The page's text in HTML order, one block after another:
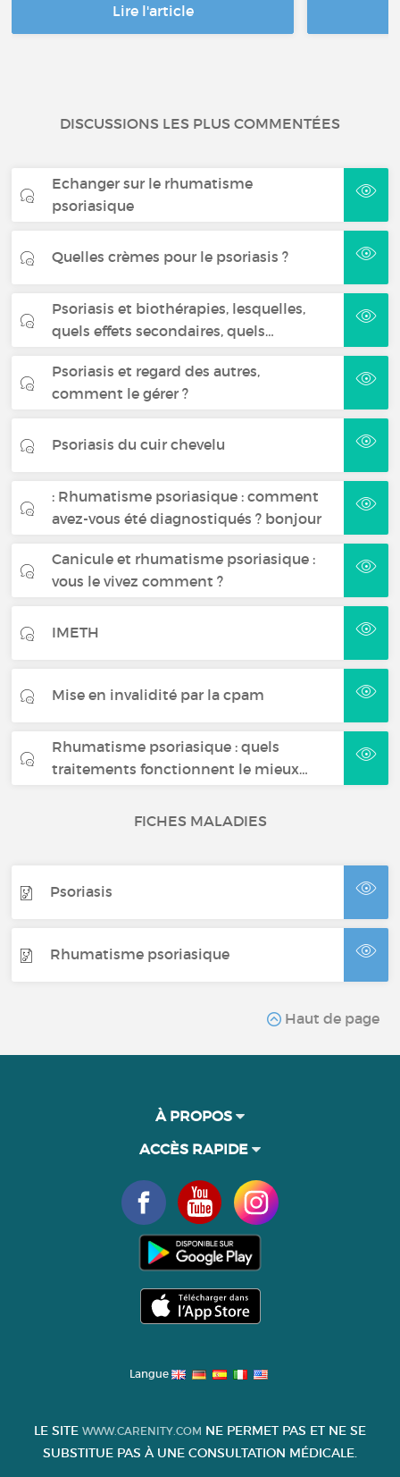
Lire l'article
DISCUSSIONS LES PLUS COMMENTÉES
Echanger sur le rhumatisme
psoriasique
Quelles crèmes pour le psoriasis ?
Psoriasis et biothérapies, lesquelles,
quels effets secondaires, quels…
Psoriasis et regard des autres,
comment le gérer ?
Psoriasis du cuir chevelu
: Rhumatisme psoriasique : comment
avez-vous été diagnostiqués ? bonjour
Canicule et rhumatisme psoriasique :
vous le vivez comment ?
IMETH
Mise en invalidité par la cpam
Rhumatisme psoriasique : quels
traitements fonctionnent le mieux…
FICHES MALADIES
Psoriasis
Rhumatisme psoriasique
Haut de page
À PROPOS
ACCÈS RAPIDE
Langue
LE SITE WWW.CARENITY.COM NE PERMET PAS ET NE SE
SUBSTITUE PAS À UNE CONSULTATION MÉDICALE.